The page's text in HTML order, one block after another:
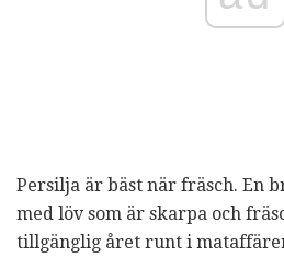
Persilja är bäst när fräsch. En
med löv som är skarpa och
tillgänglig året runt i